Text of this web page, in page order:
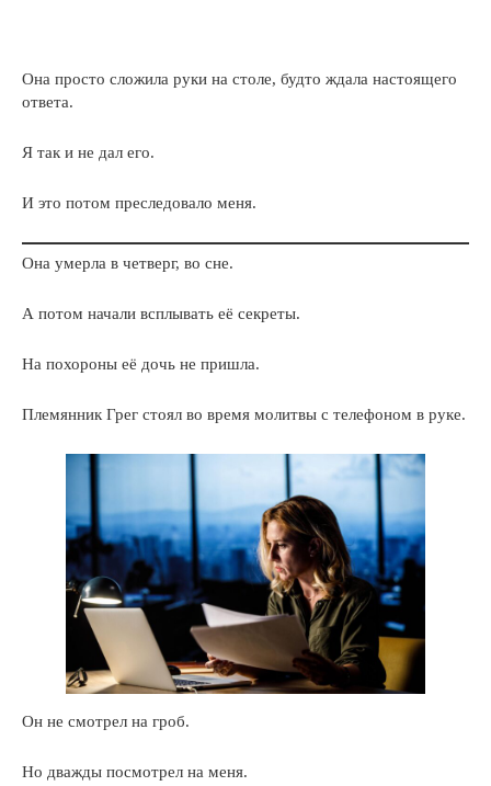
Она просто сложила руки на столе, будто ждала настоящего
ответа.
Я так и не дал его.
И это потом преследовало меня.
Она умерла в четверг, во сне.
А потом начали всплывать её секреты.
На похороны её дочь не пришла.
Племянник Грег стоял во время молитвы с телефоном в руке.
Он не смотрел на гроб.
Но дважды посмотрел на меня.